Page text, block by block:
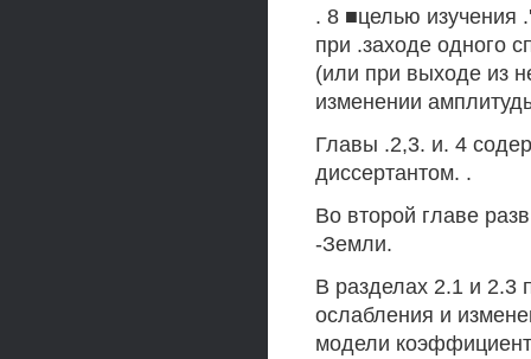
. 8 ■целью изучения
при .заходе одного
(или при выходе из
изменении
Главы .2,3. и. 4
диссертантом. .
Во второй главе
-Земли.
В разделах 2.1 и 2.3
ослабления и
модели